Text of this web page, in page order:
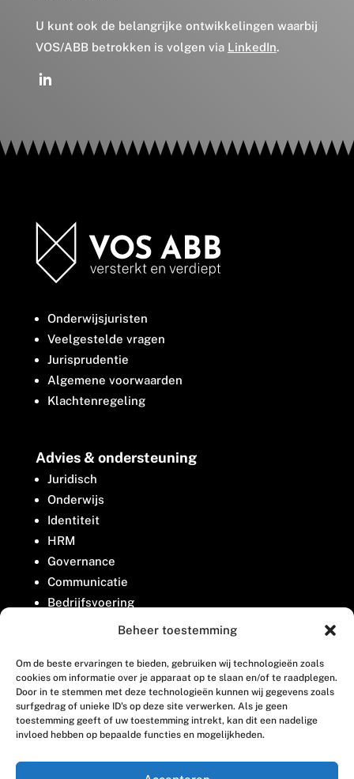
Beheer toestemming
Om de beste ervaringen te bieden, gebruiken wij technologieën zoals
cookies om informatie over je apparaat op te slaan en/of te raadplegen.
Door in te stemmen met deze technologieën kunnen wij gegevens zoals
surfgedrag of unieke ID's op deze site verwerken. Als je geen
toestemming geeft of uw toestemming intrekt, kan dit een nadelige
invloed hebben op bepaalde functies en mogelijkheden.
U kunt ook de belangrijke ontwikkelingen waarbij
VOS/ABB betrokken is volgen via LinkedIn.
Onderwijsjuristen
Veelgestelde vragen
Jurisprudentie
Algemene voorwaarden
Klachtenregeling
Advies & ondersteuning
Juridisch
Onderwijs
Identiteit
HRM
Governance
Communicatie
Bedrijfsvoering
Belangenbehartiging
Contact
Houttuinlaan 8
3447 GM Woerden